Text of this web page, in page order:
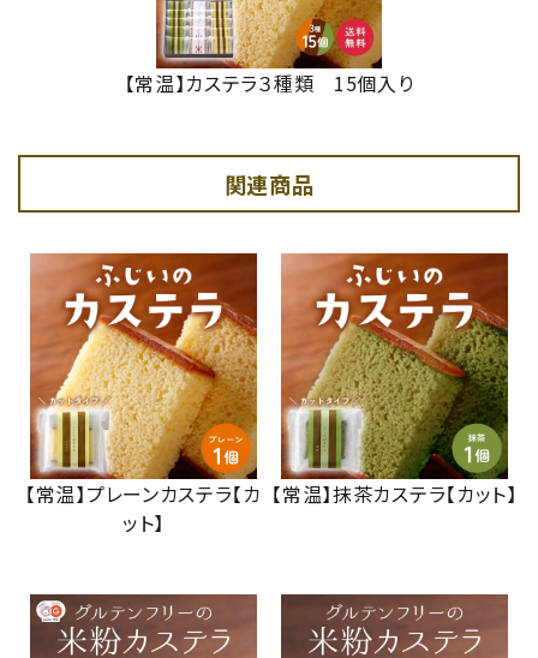
【常温】カステラ３種類 15個入り
関連商品
【常温】プレーンカステラ【カ
ット】
【常温】抹茶カステラ【カット】